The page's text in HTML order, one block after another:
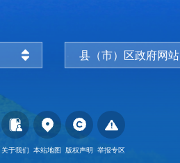
县（市）区政府网站
关于我们 本站地图 版权声明 举报专区